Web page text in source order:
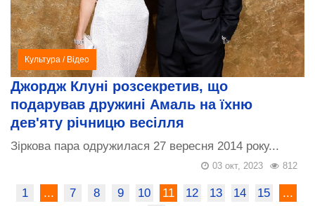
Культура / Відео
Джордж Клуні розсекретив, що
подарував дружині Амаль на їхню
дев'яту річницю весілля
Зіркова пара одружилася 27 вересня 2014 року...
812
03 окт, 2023
1 ... 7 8 9 10 11 12 13 14 15
...